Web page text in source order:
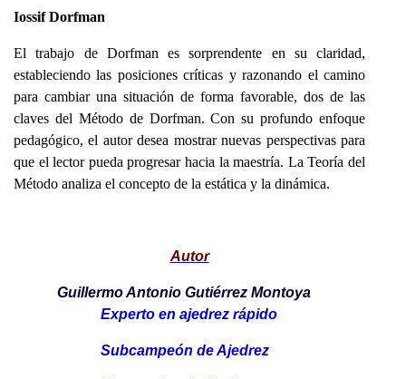
Iossif Dorfman
El trabajo de Dorfman es sorprendente en su claridad,
estableciendo las posiciones críticas y razonando el camino
para cambiar una situación de forma favorable, dos de las
claves del Método de Dorfman. Con su profundo enfoque
pedagógico, el autor desea mostrar nuevas perspectivas para
que el lector pueda progresar hacia la maestría. La Teoría del
Método analiza el concepto de la estática y la dinámica.
Autor
Guillermo Antonio Gutiérrez Montoya
Experto en ajedrez rápido
Subcampeón de Ajedrez